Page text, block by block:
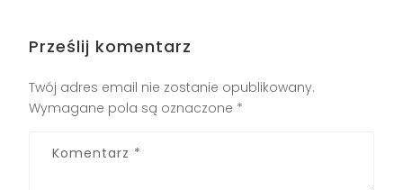
Prześlij komentarz
Twój adres email nie zostanie opublikowany.
Wymagane pola są oznaczone *